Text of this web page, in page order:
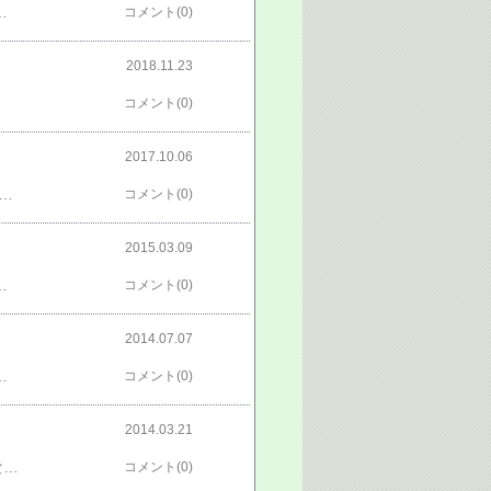
コメント(0)
2018.11.23
コメント(0)
2017.10.06
コメント(0)
2015.03.09
コメント(0)
2014.07.07
コメント(0)
2014.03.21
コメント(0)